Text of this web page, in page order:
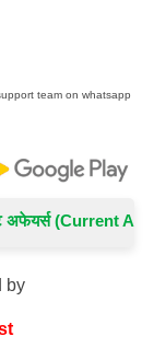
team on whatsapp
(Current Affairs)
by